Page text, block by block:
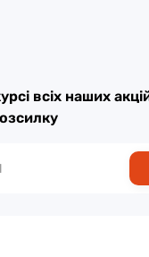
всіх наших